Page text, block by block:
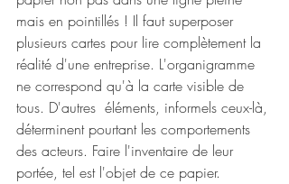
mais en pointillés ! Il faut superposer
plusieurs cartes pour lire complètement la
réalité d'une entreprise. L'organigramme
ne correspond qu'à la carte visible de
tous. D'autres  éléments, informels ceux-là,
déterminent pourtant les comportements
des acteurs. Faire l'inventaire de leur
portée, tel est l'objet de ce papier.